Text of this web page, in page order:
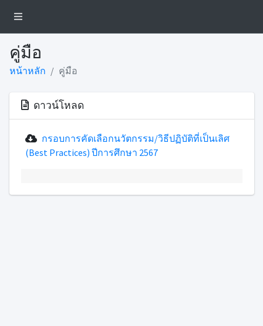
คู่มือ
หน้าหลัก คู่มือ
ดาวน์โหลด
กรอบการคัดเลือกนวัตกรรม/วิธีปฏิบัติที่เป็นเลิศ
(Best Practices) ปีการศึกษา 2567